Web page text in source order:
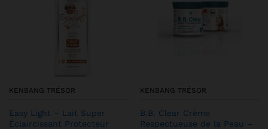
KENBANG TRÉSOR
Easy Light – Lait Super
Éclaircissant Protecteur
KENBANG TRÉSOR
B.B. Clear Crème
Respectueuse de la Peau –